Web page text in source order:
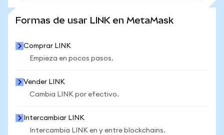
Formas de usar LINK en MetaMask
Comprar LINK
Empieza en pocos pasos.
Vender LINK
Cambia LINK por efectivo.
Intercambiar LINK
Intercambia LINK en y entre blockchains.